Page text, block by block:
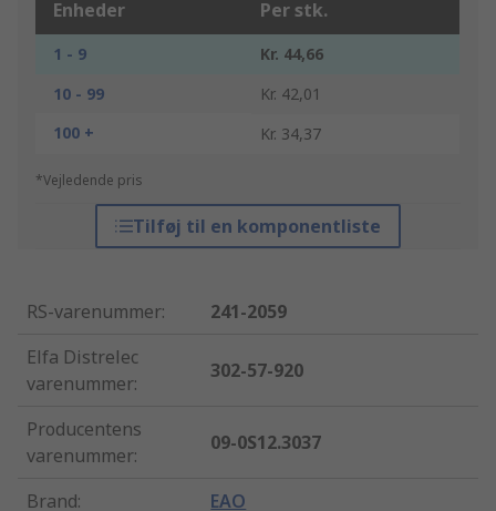
Enheder Per stk.
1 - 9
Kr. 44,66
10 - 99
Kr. 42,01
100 +
Kr. 34,37
*Vejledende pris
Tilføj til en komponentliste
RS-varenummer:
241-2059
Elfa Distrelec
varenummer:
302-57-920
Producentens
varenummer:
09-0S12.3037
Brand: EAO